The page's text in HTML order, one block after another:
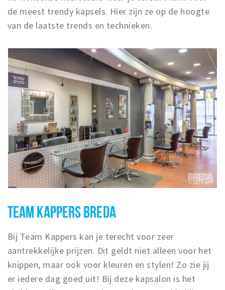
de meest trendy kapsels. Hier zijn ze op de hoogte
van de laatste trends en technieken.
TEAM KAPPERS BREDA
Bij Team Kappers kan je terecht voor zeer
aantrekkelijke prijzen. Dit geldt niet alleen voor het
knippen, maar ook voor kleuren en stylen! Zo zie jij
er iedere dag goed uit! Bij deze kapsalon is het